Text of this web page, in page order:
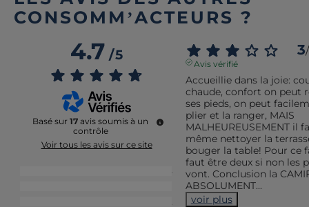
CONSOMM’ACTEURS ?
4.7/5
Basé sur 17 avis soumis à un
contrôle
Voir tous les avis sur ce site
14
3/
Avis vérifié
Accueillie dans la joie:
chaude, confort on peut
ses pieds, on peut
plier et la ranger, MAIS
MALHEUREUSEMENT il
même nettoyer la
bouger la table! Pour ce
faut être deux si non les
vont. Conclusion la
ABSOLUMENT...
voir plus